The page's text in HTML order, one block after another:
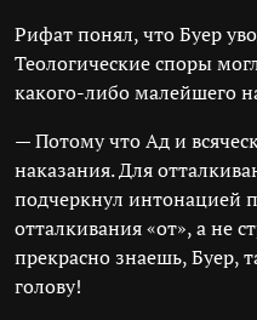
Рифат понял, что Буер
Теологические споры
какого-либо малейшего
— Потому что Ад и
наказания. Для
подчеркнул интонацией
отталкивания «от», а не
прекрасно знаешь, Буер,
голову!